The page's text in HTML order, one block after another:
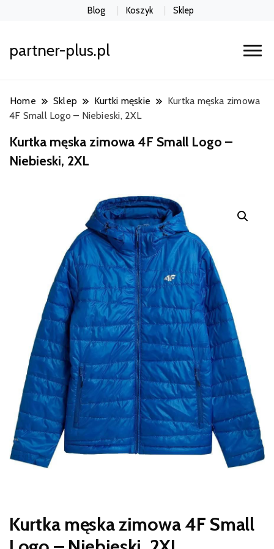
Blog Koszyk Sklep
partner-plus.pl
Home Sklep Kurtki męskie
Kurtka męska zimowa
4F Small Logo – Niebieski, 2XL
Kurtka męska zimowa 4F Small Logo –
Niebieski, 2XL
Kurtka męska zimowa 4F Small